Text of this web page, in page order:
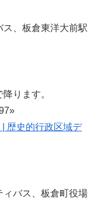
、板倉東洋大前駅
ります。
歴史的行政区域デ
ィバス、板倉町役場